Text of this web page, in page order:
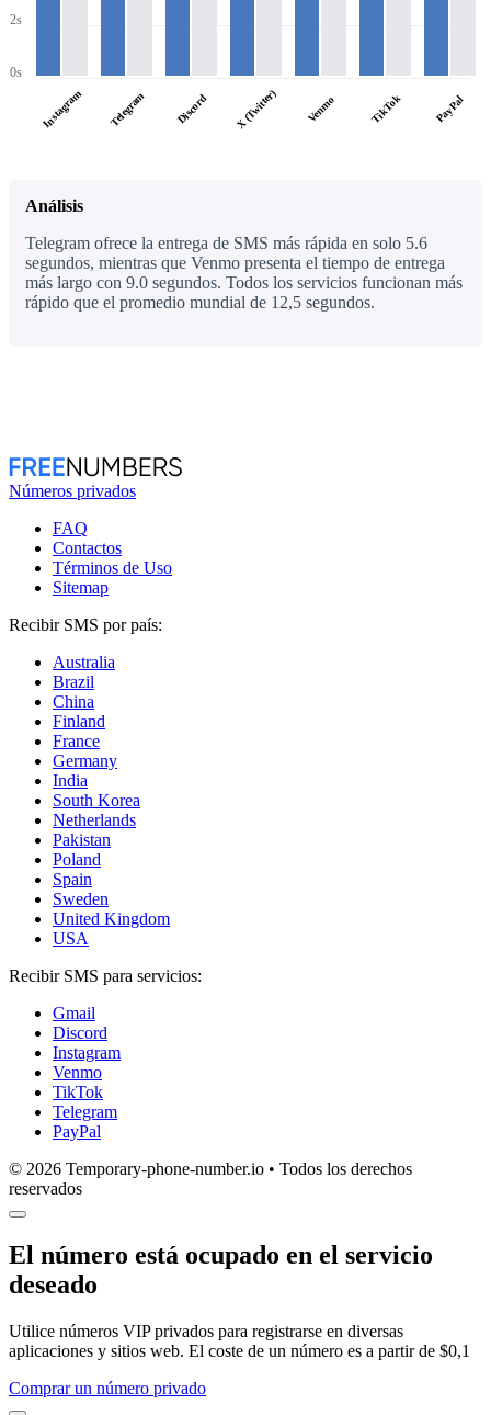
2s
0s
Instagram Telegram Discord X (Twitter) Venmo TikTok PayPal
Análisis
Telegram ofrece la entrega de SMS más rápida en solo 5.6
segundos, mientras que Venmo presenta el tiempo de entrega
más largo con 9.0 segundos. Todos los servicios funcionan más
rápido que el promedio mundial de 12,5 segundos.
Números privados
FAQ
Contactos
Términos de Uso
Sitemap
Recibir SMS por país:
Australia
Brazil
China
Finland
France
Germany
India
South Korea
Netherlands
Pakistan
Poland
Spain
Sweden
United Kingdom
USA
Recibir SMS para servicios:
Gmail
Discord
Instagram
Venmo
TikTok
Telegram
PayPal
© 2026 Temporary-phone-number.io • Todos los derechos
reservados
El número está ocupado en el servicio
deseado
Utilice números VIP privados para registrarse en diversas
aplicaciones y sitios web. El coste de un número es a partir de $0,1
Comprar un número privado